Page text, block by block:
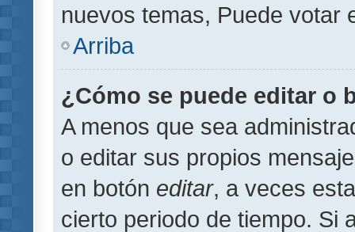
nuevos temas, Puede votar
Arriba
¿Cómo se puede editar o
A menos que sea
o editar sus propios
en botón editar, a veces
cierto periodo de tiempo. Si